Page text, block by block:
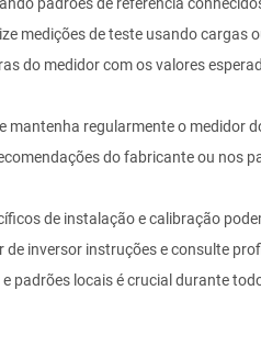
medições de teste usando cargas
do medidor com os valores
mantenha regularmente o medidor
do fabricante ou nos
de instalação e calibração
de inversor instruções e consulte
padrões locais é crucial durante